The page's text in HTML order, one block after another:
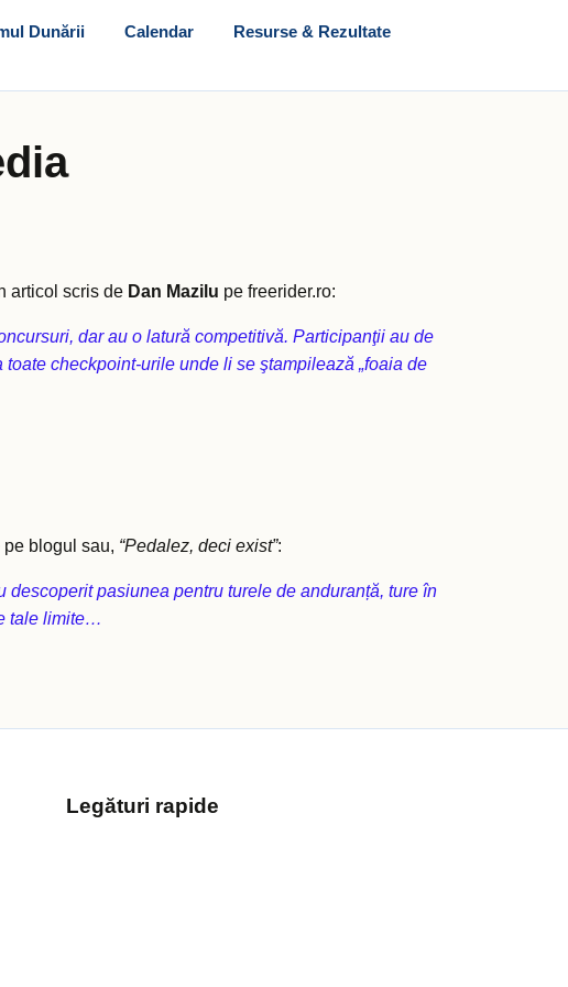
Dunării Calendar
Resurse & Rezultate
articol scris de Dan Mazilu pe freerider.ro:
dar au o latură competitivă. Participanţii au de
checkpoint-urile unde li se ştampilează „foaia de
pe blogul sau, “Pedalez, deci exist”:
pasiunea pentru turele de anduranță, ture în
tale limite…
Legături rapide